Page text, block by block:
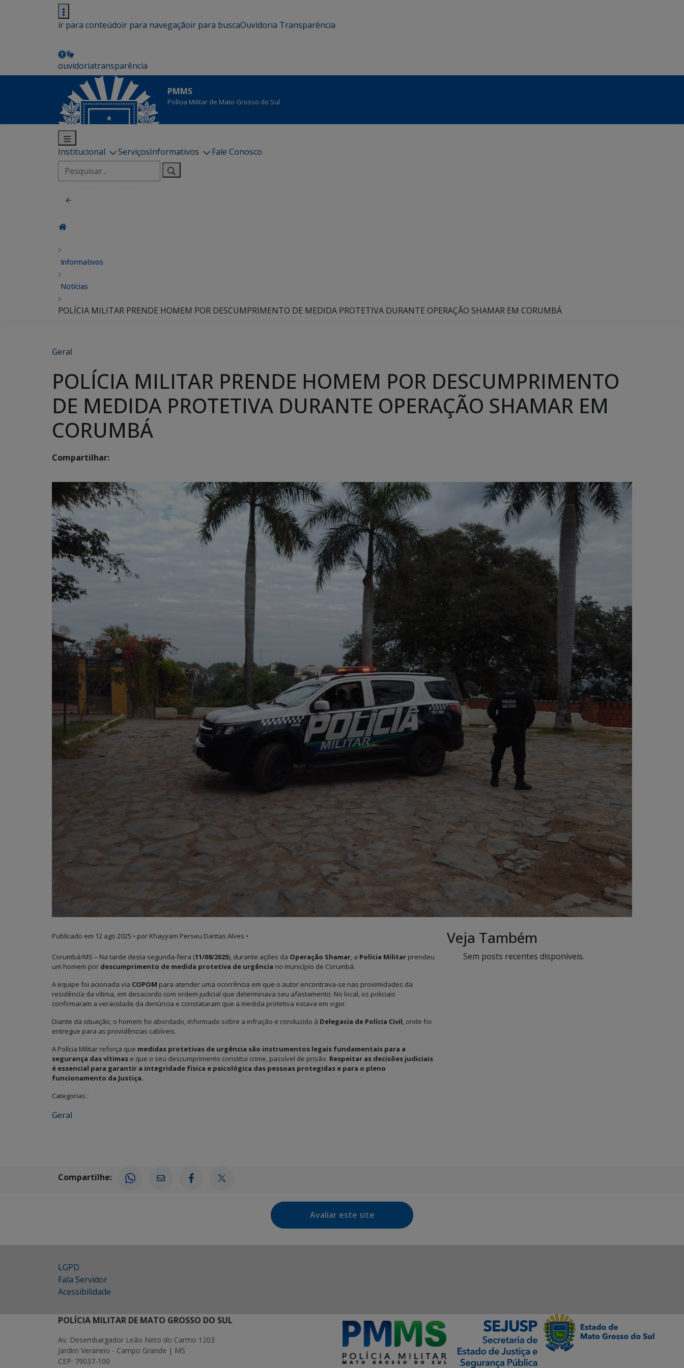
ir para conteúdoir para navegaçãoir para buscaOuvidoria Transparência
ouvidoriatransparência
PMMS
Polícia Militar de Mato Grosso do Sul
Institucional ServiçosInformativos
Fale Conosco
Pesquisar
por:
Informativos
Notícias
POLÍCIA MILITAR PRENDE HOMEM POR DESCUMPRIMENTO DE MEDIDA PROTETIVA DURANTE OPERAÇÃO SHAMAR EM CORUMBÁ
Geral
POLÍCIA MILITAR PRENDE HOMEM POR DESCUMPRIMENTO
DE MEDIDA PROTETIVA DURANTE OPERAÇÃO SHAMAR EM
CORUMBÁ
Compartilhar:
Publicado em 12 ago 2025 • por Khayyam Perseu Dantas Alves •
Corumbá/MS – Na tarde desta segunda-feira (11/08/2025), durante ações da Operação Shamar, a Polícia Militar prendeu
um homem por descumprimento de medida protetiva de urgência no município de Corumbá.
A equipe foi acionada via COPOM para atender uma ocorrência em que o autor encontrava-se nas proximidades da
residência da vítima, em desacordo com ordem judicial que determinava seu afastamento. No local, os policiais
confirmaram a veracidade da denúncia e constataram que a medida protetiva estava em vigor.
Diante da situação, o homem foi abordado, informado sobre a infração e conduzido à Delegacia de Polícia Civil, onde foi
entregue para as providências cabíveis.
A Polícia Militar reforça que medidas protetivas de urgência são instrumentos legais fundamentais para a
segurança das vítimas e que o seu descumprimento constitui crime, passível de prisão. Respeitar as decisões judiciais
é essencial para garantir a integridade física e psicológica das pessoas protegidas e para o pleno
funcionamento da Justiça.
Categorias :
Geral
Veja Também
Sem posts recentes disponíveis.
Compartilhe:
Avaliar este site
LGPD
Fala Servidor
Acessibilidade
POLÍCIA MILITAR DE MATO GROSSO DO SUL
Av. Desembargador Leão Neto do Carmo 1203
Jardim Veraneio - Campo Grande | MS
CEP: 79037-100